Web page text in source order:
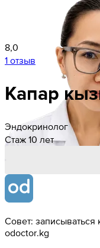
8,0
1 отзыв
Капар
Эндокринолог
Стаж 10 лет
Совет:
odoctor.kg